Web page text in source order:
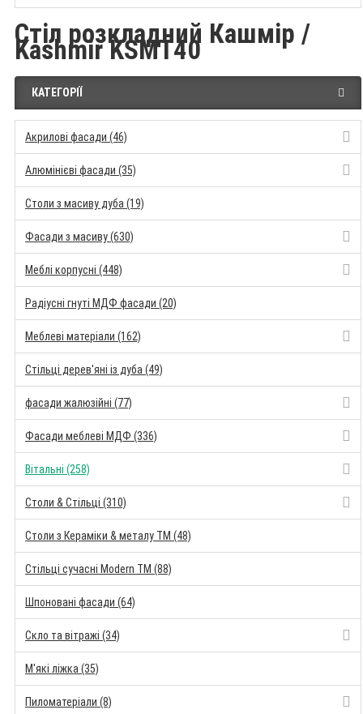
Стіл розкладний Кашмір /
Kashmir KSMT40
КАТЕГОРІЇ
Акрилові фасади (46)
Алюмінієві фасади (35)
Столи з масиву дуба (19)
Фасади з масиву (630)
Меблі корпусні (448)
Радіусні гнуті МДФ фасади (20)
Меблеві матеріали (162)
Стільці дерев'яні із дуба (49)
фасади жалюзійні (77)
Фасади меблеві МДФ (336)
Вітальні (258)
Столи & Стільці (310)
Столи з Кераміки & металу TM (48)
Стільці сучасні Modern TM (88)
Шпоновані фасади (64)
Скло та вітражі (34)
М'які ліжка (35)
Пиломатеріали (8)